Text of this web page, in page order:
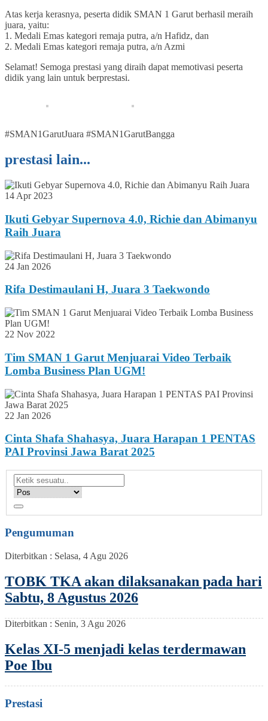
Atas kerja kerasnya, peserta didik SMAN 1 Garut berhasil meraih
juara, yaitu:
1. Medali Emas kategori remaja putra, a/n Hafidz, dan
2. Medali Emas kategori remaja putra, a/n Azmi
Selamat! Semoga prestasi yang diraih dapat memotivasi peserta
didik yang lain untuk berprestasi.
#SMAN1GarutJuara #SMAN1GarutBangga
prestasi lain...
14 Apr 2023
Ikuti Gebyar Supernova 4.0, Richie dan Abimanyu
Raih Juara
24 Jan 2026
Rifa Destimaulani H, Juara 3 Taekwondo
22 Nov 2022
Tim SMAN 1 Garut Menjuarai Video Terbaik
Lomba Business Plan UGM!
22 Jan 2026
Cinta Shafa Shahasya, Juara Harapan 1 PENTAS
PAI Provinsi Jawa Barat 2025
Pengumuman
Diterbitkan : Selasa, 4 Agu 2026
TOBK TKA akan dilaksanakan pada hari
Sabtu, 8 Agustus 2026
Diterbitkan : Senin, 3 Agu 2026
Kelas XI-5 menjadi kelas terdermawan
Poe Ibu
Prestasi